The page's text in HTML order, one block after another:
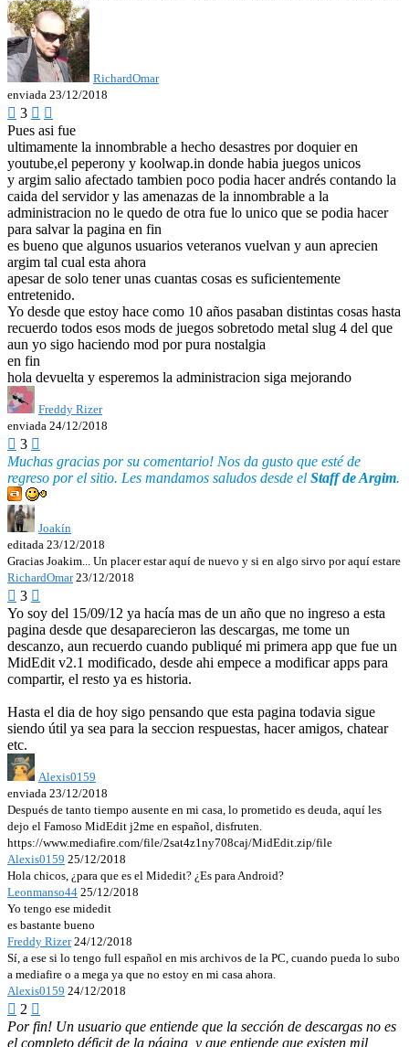
RichardOmar
enviada 23/12/2018
 3  
Pues asi fue
ultimamente la innombrable a hecho desastres por doquier en
youtube,el peperony y koolwap.in donde habia juegos unicos
y argim salio afectado tambien poco podia hacer andrés contando la
caida del servidor y las amenazas de la innombrable a la
administracion no le quedo de otra fue lo unico que se podia hacer
para salvar la pagina en fin
es bueno que algunos usuarios veteranos vuelvan y aun aprecien
argim tal cual esta ahora
apesar de solo tener unas cuantas cosas es suficientemente
entretenido.
Yo desde que estoy hace como 10 años pasaban distintas cosas hasta
recuerdo todos esos mods de juegos sobretodo metal slug 4 del que
aun yo sigo haciendo mod por pura nostalgia
en fin
hola devuelta y esperemos la administracion siga mejorando
Freddy Rizer
enviada 24/12/2018
 3 
Muchas gracias por su comentario! Nos da gusto que esté de
regreso por el sitio. Les mandamos saludos desde el Staff de Argim.
Joakín
editada 23/12/2018
Gracias Joakim... Un placer estar aquí de nuevo y si en algo sirvo por aquí estare
RichardOmar 23/12/2018
 3 
Yo soy del 15/09/12 ya hacía mas de un año que no ingreso a esta
pagina desde que desaparecieron las descargas, me tome un
descanzo, aun recuerdo cuando publiqué mi primera app que fue un
MidEdit v2.1 modificado, desde ahi empece a modificar apps para
compartir, el resto ya es historia.
Hasta el dia de hoy sigo pensando que esta pagina todavia sigue
siendo útil ya sea para la seccion respuestas, hacer amigos, chatear
etc.
Alexis0159
enviada 23/12/2018
Después de tanto tiempo ausente en mi casa, lo prometido es deuda, aquí les
dejo el Famoso MidEdit j2me en español, disfruten.
https://www.mediafire.com/file/2sat4z1ny708caj/MidEdit.zip/file
Alexis0159 25/12/2018
Hola chicos, ¿para que es el Midedit? ¿Es para Android?
Leonmanso44 25/12/2018
Yo tengo ese midedit
es bastante bueno
Freddy Rizer 24/12/2018
Sí, a ese si lo tengo full español en mis archivos de la PC, cuando pueda lo subo
a mediafire o a mega ya que no estoy en mi casa ahora.
Alexis0159 24/12/2018
 2 
Por fin! Un usuario que entiende que la sección de descargas no es
el completo déficit de la página, y que entiende que existen mil